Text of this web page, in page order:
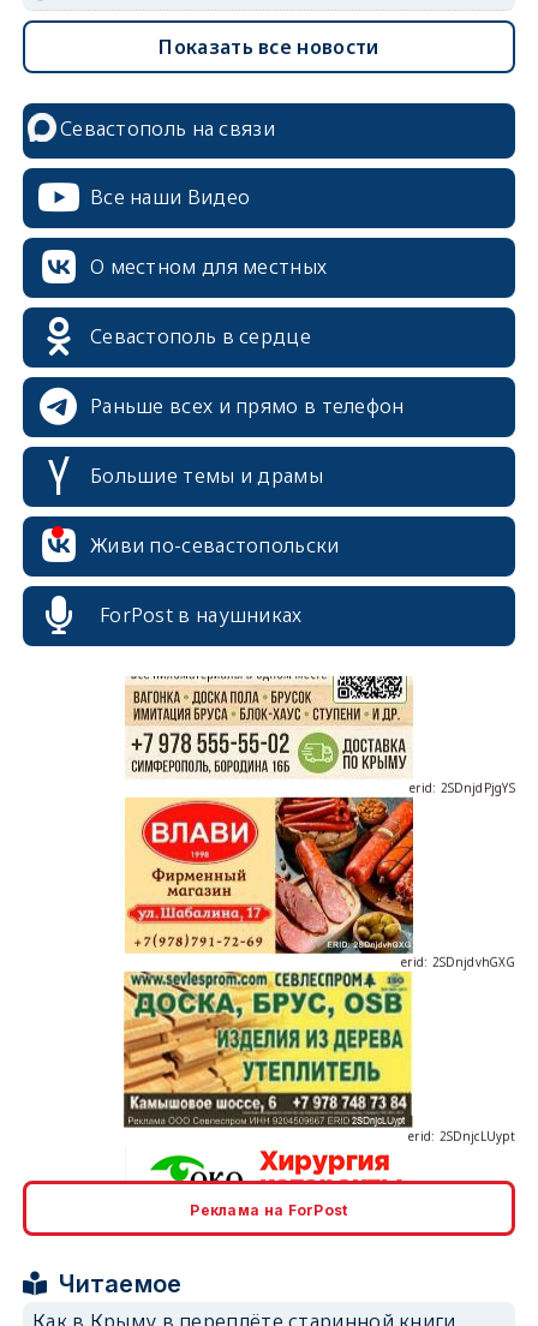
Показать все новости
Севастополь на связи
Все наши Видео
О местном для местных
Севастополь в сердце
Раньше всех и прямо в телефон
Большие темы и драмы
Живи по-севастопольски
ForPost в наушниках
erid: 2SDnjcrDNw6
erid: 2SDnjdPjgYS
erid: 2SDnjdvhGXG
Реклама на ForPost
Читаемое